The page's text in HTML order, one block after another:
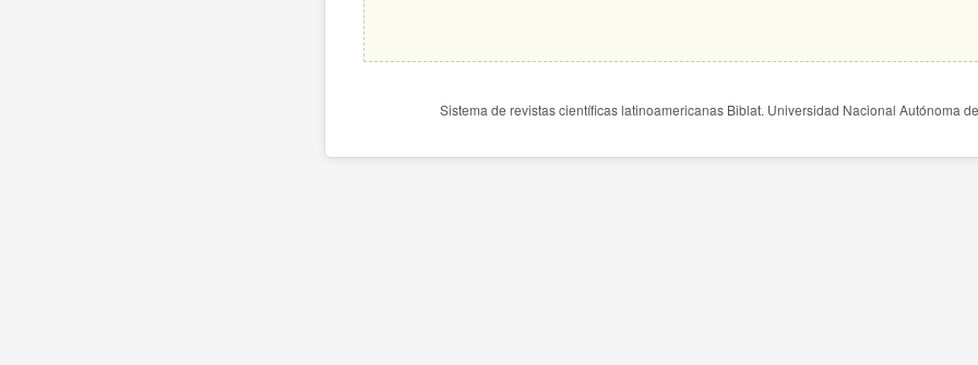
Sistema de revistas científicas latinoamericanas Biblat. Universidad Nacional Autónoma